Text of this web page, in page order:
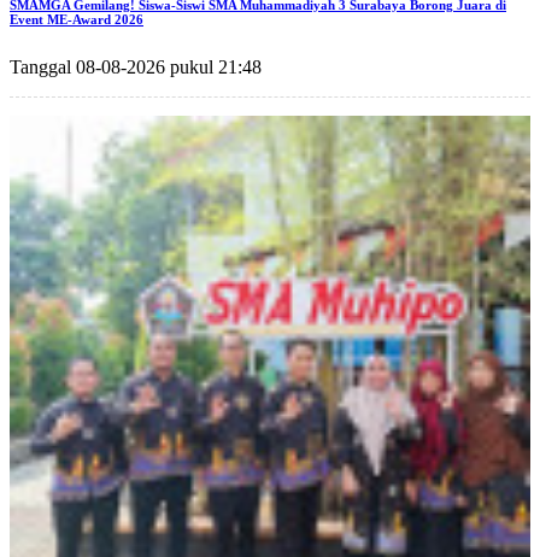
SMAMGA Gemilang! Siswa-Siswi SMA Muhammadiyah 3 Surabaya Borong Juara di
Event ME-Award 2026
Tanggal 08-08-2026 pukul 21:48